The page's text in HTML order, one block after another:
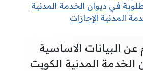
في ديوان الخدمة المدنية
المدنية الإجازات
عن البيانات الاساسية
المدنية الكويت